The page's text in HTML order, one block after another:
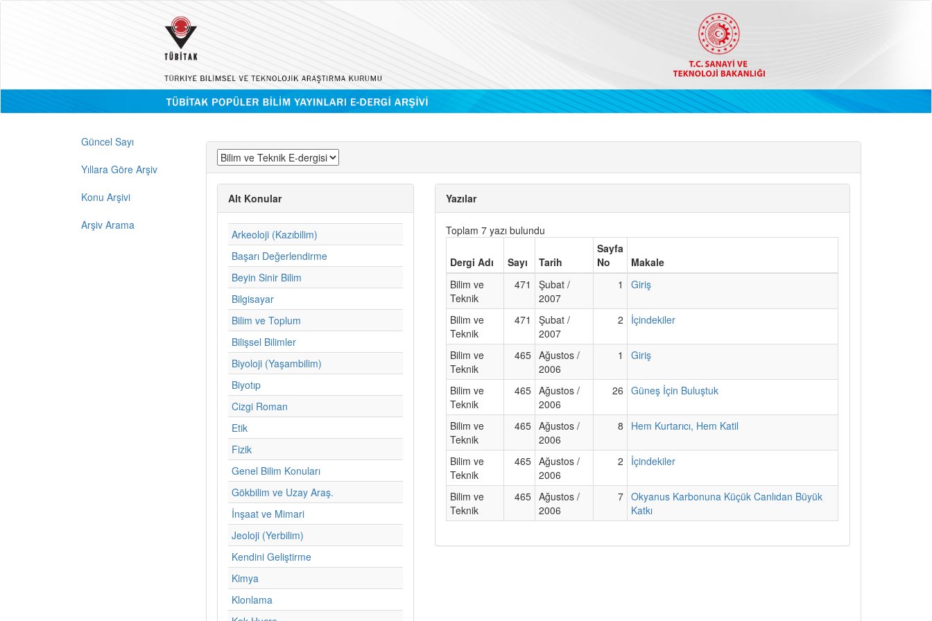
Güncel Sayı
Yıllara Göre Arşiv
Konu Arşivi
Arşiv Arama
Alt Konular
Arkeoloji (Kazıbilim)
Başarı Değerlendirme
Beyin Sinir Bilim
Bilgisayar
Bilim ve Toplum
Bilişsel Bilimler
Biyoloji (Yaşambilim)
Biyotıp
Cizgi Roman
Etik
Fizik
Genel Bilim Konuları
Gökbilim ve Uzay Araş.
İnşaat ve Mimari
Jeoloji (Yerbilim)
Kendini Geliştirme
Kimya
Klonlama
Yazılar
Toplam 7 yazı bulundu
Dergi Adı Sayı Tarih
Sayfa
No
Makale
Bilim ve
Teknik
471
Şubat /
2007
1 Giriş
Bilim ve
Teknik
471
Şubat /
2007
2 İçindekiler
Bilim ve
Teknik
465 Ağustos /
2006
1 Giriş
Bilim ve
Teknik
465 Ağustos /
2006
26 Güneş İçin Buluştuk
Bilim ve
Teknik
465 Ağustos /
2006
8 Hem Kurtarıcı, Hem Katil
Bilim ve
Teknik
465 Ağustos /
2006
2 İçindekiler
Bilim ve
Teknik
465 Ağustos /
2006
7 Okyanus Karbonuna Küçük Canlıdan Büyük
Katkı